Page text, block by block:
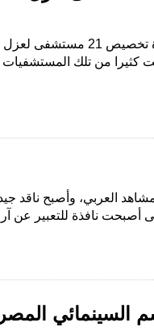
كشفت وزارة الصحة والسكان المصرية عن إعادة
كثيرا من تلك المستشفيات
العربي، وأصبح ناقد
أصبحت نافذة للتعبير عن
السينمائي